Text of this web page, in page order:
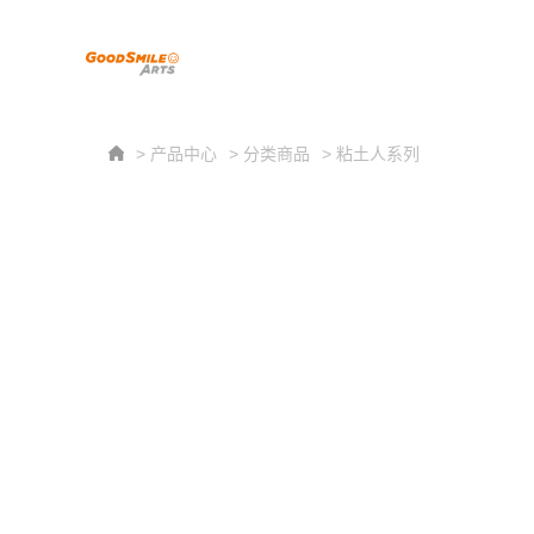
> 产品中心 > 分类商品 > 粘土人系列